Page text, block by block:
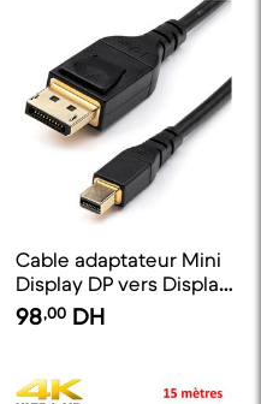
Cable adaptateur Mini
Display DP vers Display
Port 1.5m
98,00 DH